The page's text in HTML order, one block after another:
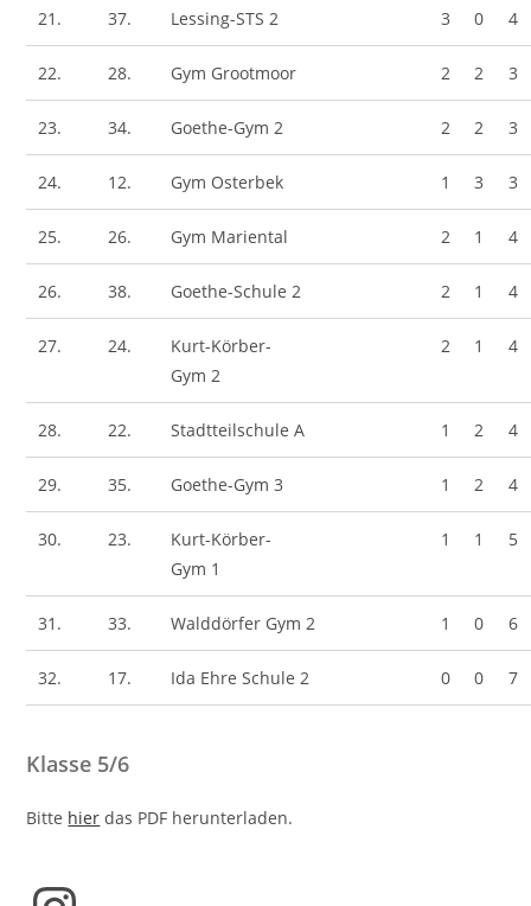
21. 37. Lessing-STS 2 3 0 4
22. 28. Gym Grootmoor 2 2 3
23. 34. Goethe-Gym 2 2 2 3
24. 12. Gym Osterbek 1 3 3
25. 26. Gym Mariental 2 1 4
26. 38. Goethe-Schule 2 2 1 4
27. 24.
Kurt-Körber-
Gym 2
2 1 4
28. 22. Stadtteilschule A 1 2 4
29. 35. Goethe-Gym 3 1 2 4
30. 23.
Kurt-Körber-
Gym 1
1 1 5
31. 33. Walddörfer Gym 2 1 0 6
32. 17. Ida Ehre Schule 2 0 0 7
Klasse 5/6
Bitte hier das PDF herunterladen.